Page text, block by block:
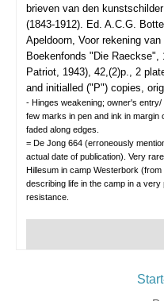
brieven van den
(1843-1912). Ed. A.C.G.
Apeldoorn, Voor rekening
Boekenfonds "Die Raeckse",
Patriot, 1943), 42,(2)p., 2
and initialled ("P") copies,
- Hinges weakening; owner's
few marks in pen and ink in margin
faded along edges.
= De Jong 664 (erroneously
actual date of publication). Very
Hillesum in camp Westerbork
describing life in the camp in a
resistance.
Start